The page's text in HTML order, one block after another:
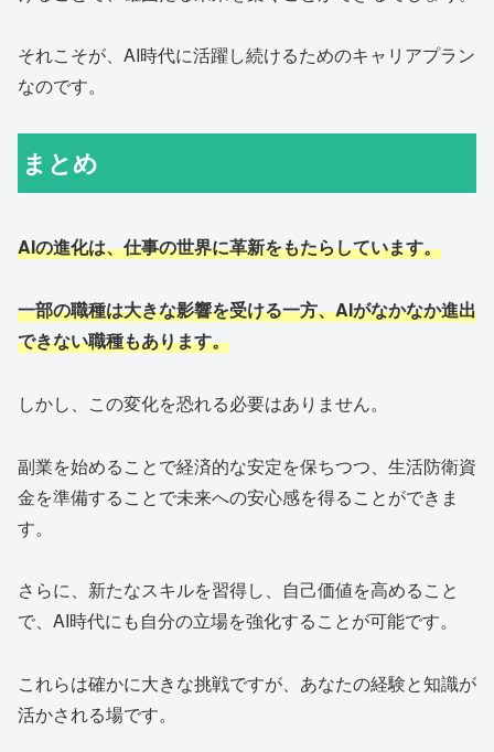
それこそが、AI時代に活躍し続けるためのキャリアプラン
なのです。
まとめ
AIの進化は、仕事の世界に革新をもたらしています。
一部の職種は大きな影響を受ける一方、AIがなかなか進出
できない職種もあります。
しかし、この変化を恐れる必要はありません。
副業を始めることで経済的な安定を保ちつつ、生活防衛資
金を準備することで未来への安心感を得ることができま
す。
さらに、新たなスキルを習得し、自己価値を高めること
で、AI時代にも自分の立場を強化することが可能です。
これらは確かに大きな挑戦ですが、あなたの経験と知識が
活かされる場です。